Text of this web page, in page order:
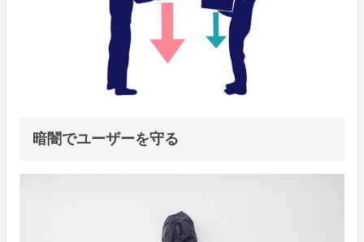
暗闇でユーザーを守る